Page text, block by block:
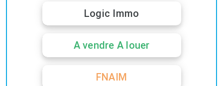
Logic Immo
A vendre A louer
FNAIM